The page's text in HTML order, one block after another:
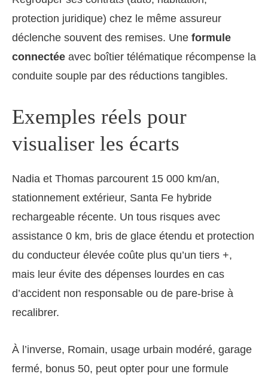
protection juridique) chez le même assureur
déclenche souvent des remises. Une formule
connectée avec boîtier télématique récompense la
conduite souple par des réductions tangibles.
Exemples réels pour
visualiser les écarts
Nadia et Thomas parcourent 15 000 km/an,
stationnement extérieur, Santa Fe hybride
rechargeable récente. Un tous risques avec
assistance 0 km, bris de glace étendu et protection
du conducteur élevée coûte plus qu’un tiers +,
mais leur évite des dépenses lourdes en cas
d’accident non responsable ou de pare-brise à
recalibrer.
À l’inverse, Romain, usage urbain modéré, garage
fermé, bonus 50, peut opter pour une formule